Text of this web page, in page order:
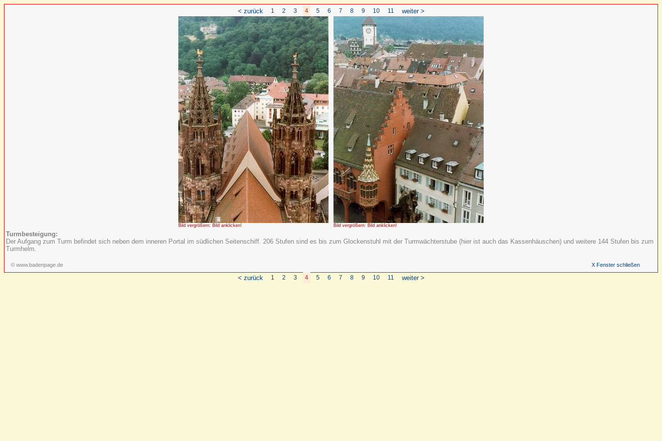
< zurück 1 2 3 4 5 6 7 8 9 10 11 weiter >
Bild vergrößern: Bild anklicken! Bild vergrößern: Bild anklicken!
Turmbesteigung:
Der Aufgang zum Turm befindet sich neben dem inneren Portal im südlichen Seitenschiff. 206 Stufen sind es bis zum Glockenstuhl mit der Turmwächterstube (hier ist auch das Kassenhäuschen) und weitere 144 Stufen bis zum
Turmhelm.
© www.badenpage.de X Fenster schließen
< zurück 1 2 3 4 5 6 7 8 9 10 11 weiter >